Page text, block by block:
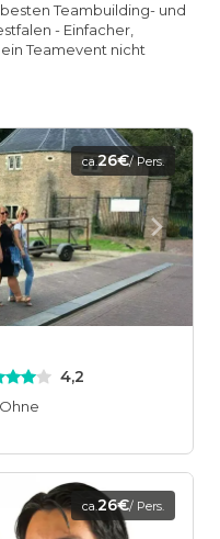
Teambuilding- und
- Einfacher,
Teamevent nicht
ca.26€/ Pers.
4,2
Ohne
ca.26€/ Pers.